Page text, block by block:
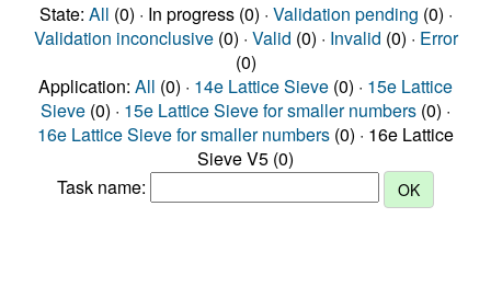
State: All (0) · In progress (0) · Validation pending (0) ·
Validation inconclusive(0) · Valid (0) · Invalid (0) · Error
(0)
Application: All (0) · 14e Lattice Sieve (0) · 15e Lattice
Sieve (0) · 15e Lattice Sieve for smaller numbers (0) ·
16e Lattice Sieve for smaller numbers (0) · 16e Lattice
Sieve V5 (0)
Task name: